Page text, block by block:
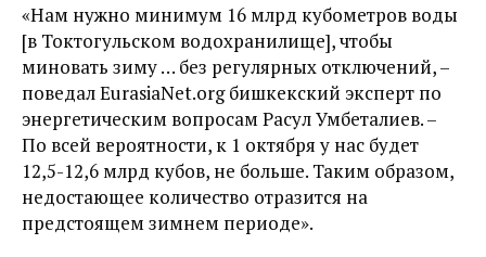
«Нам нужно минимум 16 млрд кубометров воды
[в Токтогульском водохранилище], чтобы
миновать зиму … без регулярных отключений, –
поведал EurasiaNet.org бишкекский эксперт по
энергетическим вопросам Расул Умбеталиев. –
По всей вероятности, к 1 октября у нас будет
12,5-12,6 млрд кубов, не больше. Таким образом,
недостающее количество отразится на
предстоящем зимнем периоде».